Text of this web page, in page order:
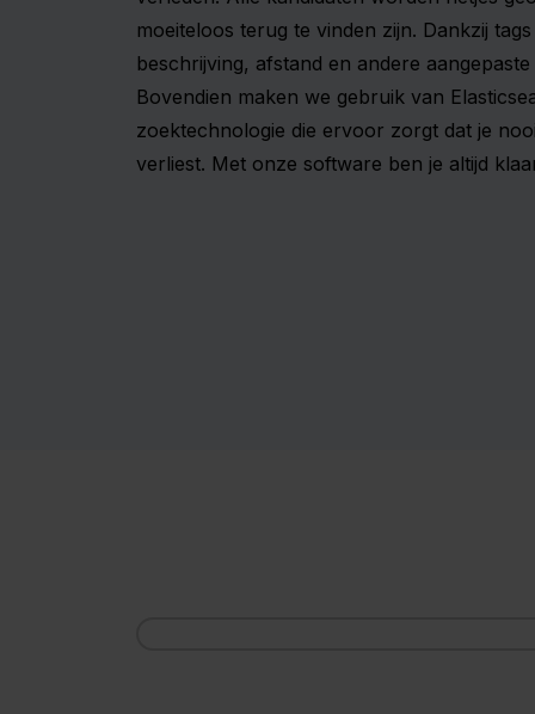
moeiteloos terug te vinden zijn. Dankzij
beschrijving, afstand en andere
Bovendien maken we gebruik van
zoektechnologie die ervoor zorgt dat je
verliest. Met onze software ben je altijd